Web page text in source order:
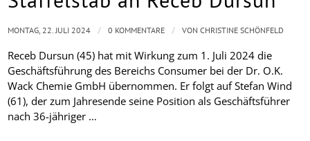
Receb Dursun (45) hat mit Wirkung zum 1. Juli 2024 die
Geschäftsführung des Bereichs Consumer bei der Dr. O.K.
Wack Chemie GmbH übernommen. Er folgt auf Stefan Wind
(61), der zum Jahresende seine Position als Geschäftsführer
nach 36-jähriger …
MONTAG, 22. JULI 2024 / 0 KOMMENTARE / VONCHRISTINE SCHÖNFELD